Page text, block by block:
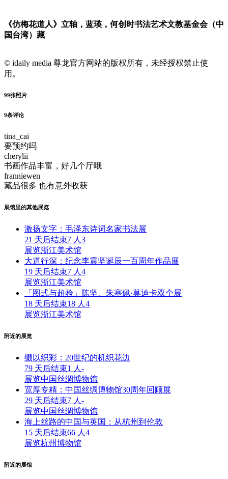
《仿梅花道人》立轴，蓝瑛，何创时书法艺术文教基金会（中
国台湾）藏
© idaily media 尊龙官方网站的版权所有，未经授权禁止使
用。
99张照片
9条评论
tina_cai
要预约吗
cherylii
书画作品丰富，好几个厅哦
franniewen
藏品很多 也有意外收获
展馆里的其他展览
激扬文字：毛泽东诗词名家书法展
21 天后结束7 人 3
展览浙江美术馆
大道行深：纪念李震坚诞辰一百周年作品展
19 天后结束7 人 4
展览浙江美术馆
「图式与超验」陈坚、朱塞佩·莫迪卡双个展
18 天后结束18 人 4
展览浙江美术馆
附近的展览
缀以织彩：20世纪的机织花边
79 天后结束1 人 -
展览中国丝绸博物馆
宽厚专精：中国丝绸博物馆30周年回顾展
29 天后结束7 人 -
展览中国丝绸博物馆
海上丝路的中国与英国：从杭州到伦敦
15 天后结束66 人 4
展览杭州博物馆
附近的展馆